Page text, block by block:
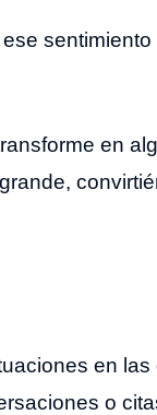
sentimiento
en
en las
o